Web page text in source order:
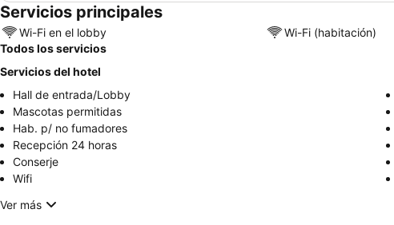
Servicios principales
Wi-Fi en el lobby Wi-Fi (habitación)
Todos los servicios
Servicios del hotel
Hall de entrada/Lobby
Mascotas permitidas
Hab. p/ no fumadores
Recepción 24 horas
Conserje
Wifi
Ver más